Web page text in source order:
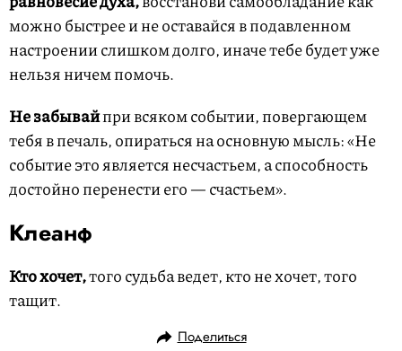
можно быстрее и не оставайся в подавленном
настроении слишком долго, иначе тебе будет уже
нельзя ничем помочь.
Не забывайпри всяком событии, повергающем
тебя в печаль, опираться на основную мысль: «Не
событие это является несчастьем, а способность
достойно перенести его — счастьем».
Клеанф
Кто хочет,того судьба ведет, кто не хочет, того
тащит.
Поделиться